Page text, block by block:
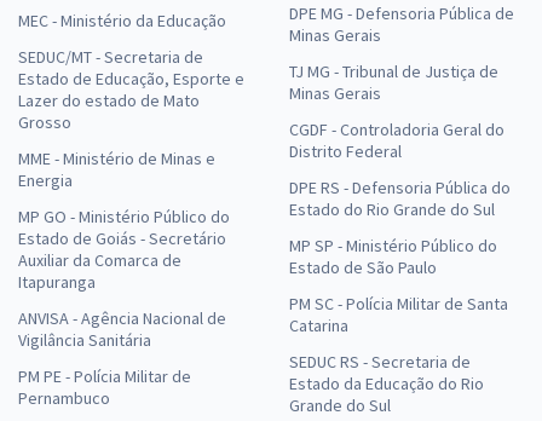
MEC - Ministério da Educação
SEDUC/MT - Secretaria de
Estado de Educação, Esporte e
Lazer do estado de Mato
Grosso
MME - Ministério de Minas e
Energia
MP GO - Ministério Público do
Estado de Goiás - Secretário
Auxiliar da Comarca de
Itapuranga
ANVISA - Agência Nacional de
Vigilância Sanitária
PM PE - Polícia Militar de
Pernambuco
DPE MG - Defensoria Pública de
Minas Gerais
TJ MG - Tribunal de Justiça de
Minas Gerais
CGDF - Controladoria Geral do
Distrito Federal
DPE RS - Defensoria Pública do
Estado do Rio Grande do Sul
MP SP - Ministério Público do
Estado de São Paulo
PM SC - Polícia Militar de Santa
Catarina
SEDUC RS - Secretaria de
Estado da Educação do Rio
Grande do Sul